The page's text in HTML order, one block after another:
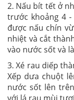
2. Nấu bít tết ở
trước khoảng 4
được nấu chín
nhiệt và cắt
vào nước sốt và
3. Xé rau diếp
Xếp dưa chuột
nước sốt lên